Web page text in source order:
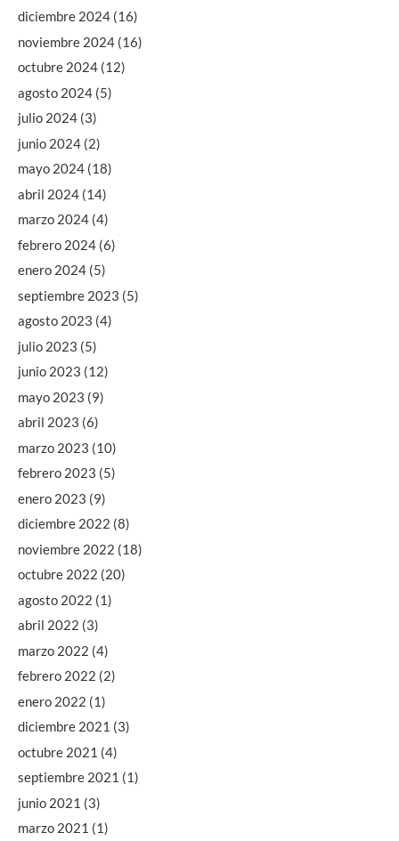
diciembre 2024 (16)
noviembre 2024 (16)
octubre 2024 (12)
agosto 2024 (5)
julio 2024 (3)
junio 2024 (2)
mayo 2024 (18)
abril 2024 (14)
marzo 2024 (4)
febrero 2024 (6)
enero 2024 (5)
septiembre 2023 (5)
agosto 2023 (4)
julio 2023 (5)
junio 2023 (12)
mayo 2023 (9)
abril 2023 (6)
marzo 2023 (10)
febrero 2023 (5)
enero 2023 (9)
diciembre 2022 (8)
noviembre 2022 (18)
octubre 2022 (20)
agosto 2022 (1)
abril 2022 (3)
marzo 2022 (4)
febrero 2022 (2)
enero 2022 (1)
diciembre 2021 (3)
octubre 2021 (4)
septiembre 2021 (1)
junio 2021 (3)
marzo 2021 (1)